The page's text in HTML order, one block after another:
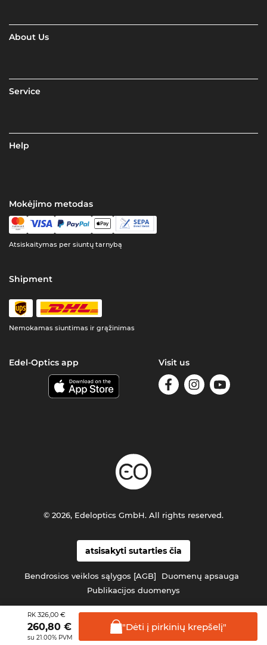
RK 326,00 €
260,80 €
su 21.00% PVM
"Dėti į pirkinių krepšelį"
About Us
Service
Help
Mokėjimo metodas
Atsiskaitymas per siuntų tarnybą
Shipment
Nemokamas siuntimas ir grąžinimas
Edel-Optics app Visit us
atsisakyti sutarties čia
Bendrosios veiklos sąlygos [AGB]
Duomenų apsauga
Publikacijos duomenys
© 2026, Edeloptics GmbH. All rights reserved.